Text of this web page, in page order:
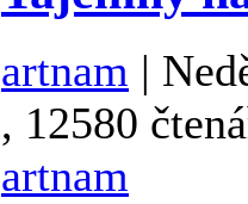
artnam |
, 12580
artnam